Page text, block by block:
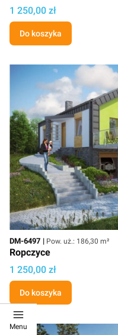
Cena projektu
1 250,00 zł
Do koszyka
Kod
DM-6497 Powierzchnia użytkowa
Pow. uż.: 186,30 m²
Ropczyce
Cena projektu
1 250,00 zł
Do koszyka
Menu